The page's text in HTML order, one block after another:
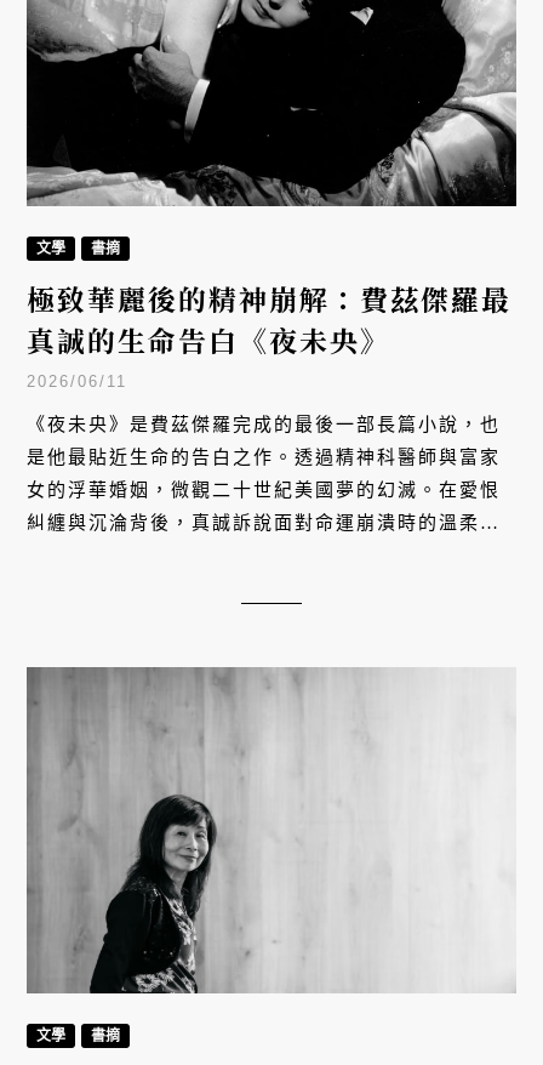
文學 書摘
極致華麗後的精神崩解：費茲傑羅最
真誠的生命告白《夜未央》
2026/06/11
《夜未央》是費茲傑羅完成的最後一部長篇小說，也
是他最貼近生命的告白之作。透過精神科醫師與富家
女的浮華婚姻，微觀二十世紀美國夢的幻滅。在愛恨
糾纏與沉淪背後，真誠訴說面對命運崩潰時的溫柔與
文學 書摘